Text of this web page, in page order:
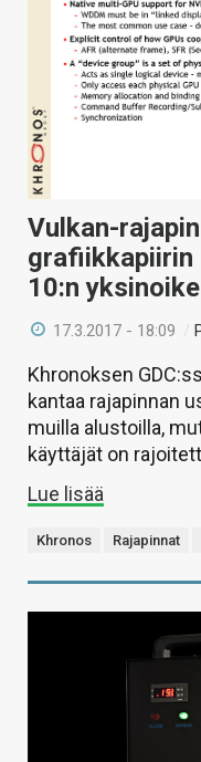
Vulkan-
grafiikkapiirin
10:n
17.3.2017 - 18:09 /
Khronoksen
kantaa rajapinnan
muilla alustoilla,
käyttäjät on
Lue lisää
Khronos Rajapinnat